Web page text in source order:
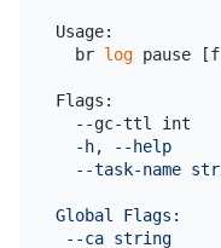
Usage:
  br
log pause
Flags:
--gc-ttl int
-h, --help
--task-name
Global Flags:
--ca string